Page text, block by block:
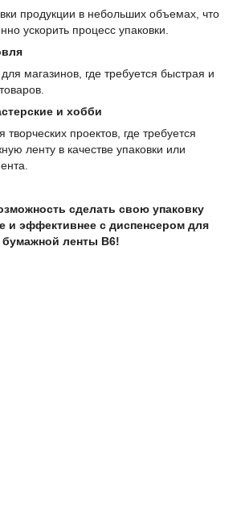
продукции в небольших объемах, что
ускорить процесс упаковки.
магазинов, где требуется быстрая и
и хобби
проектов, где требуется
ленту в качестве упаковки или
сделать свою упаковку
и эффективнее с диспенсером для
бумажной ленты B6!